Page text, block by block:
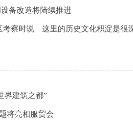
备改造将陆续推进
考察时说 这里的历史文化积淀是
界建筑之都”
将亮相服贸会